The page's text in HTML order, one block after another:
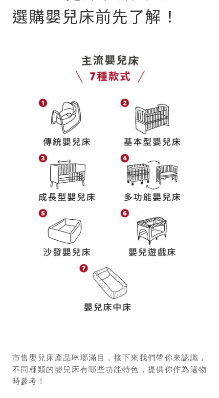
選購嬰兒床前先了解！
市售嬰兒床產品琳瑯滿目，接下來我們帶你來認識，
不同種類的嬰兒床有哪些功能特色，提供你作為選物
時參考！